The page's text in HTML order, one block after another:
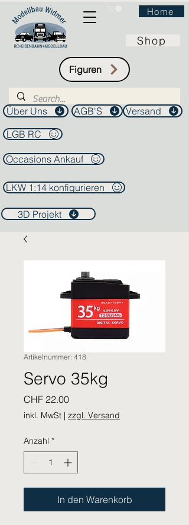
Home
Shop
Figuren
Über Uns AGB'S
Versand
LGB RC
Occasions Ankauf
LKW 1:14 konfigurieren
3D Projekt
Artikelnummer: 418
Servo 35kg
CHF 22.00Preis
inkl. MwSt | zzgl. Versand
Anzahl *
In den Warenkorb